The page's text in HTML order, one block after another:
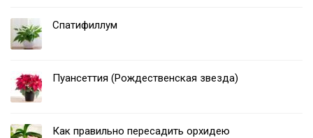
Спатифиллум
Пуансеттия (Рождественская звезда)
Как правильно пересадить орхидею